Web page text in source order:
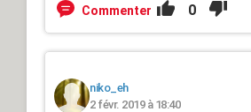
Commenter 0
niko_eh
2 févr. 2019 à 18:40